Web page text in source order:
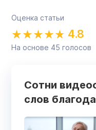
Оценка статьи
4.8
На основе 45 голосов
Сотни
слов